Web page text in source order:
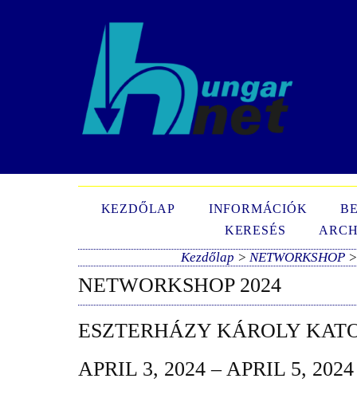
KEZDŐLAP INFORMÁCIÓK
KERESÉS
Kezdőlap > NETWORKSHOP
NETWORKSHOP 2024
ESZTERHÁZY KÁROLY
APRIL 3, 2024 – APRIL 5, 2024